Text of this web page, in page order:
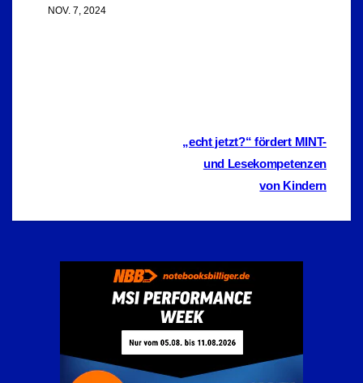
NOV. 7, 2024
Beitragsnavigation„echt jetzt?“ fördert MINT-
und Lesekompetenzen
von Kindern